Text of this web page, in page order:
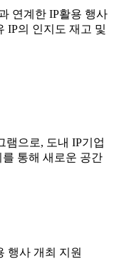
연계한 IP활용 행사
IP의 인지도 재고 및
램으로, 도내 IP기업
통해 새로운 공간
행사 개최 지원